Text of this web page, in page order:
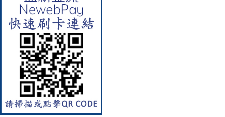
【林內Rinnai】 RB-L2600S(A)
彩焱系列 檯面式彩焱不銹鋼雙
口爐